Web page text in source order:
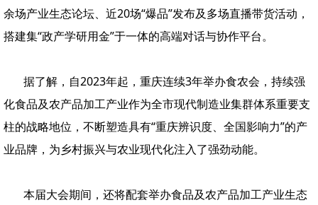
余场产业生态论坛、近20场“爆品”发布及多场直播带货活动，
搭建集“政产学研用金”于一体的高端对话与协作平台。
据了解，自2023年起，重庆连续3年举办食农会，持续强
化食品及农产品加工产业作为全市现代制造业集群体系重要支
柱的战略地位，不断塑造具有“重庆辨识度、全国影响力”的产
业品牌，为乡村振兴与农业现代化注入了强劲动能。
本届大会期间，还将配套举办食品及农产品加工产业生态